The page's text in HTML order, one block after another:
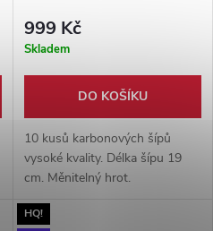
999 Kč
Skladem
DO KOŠÍKU
10 kusů karbonových šípů
vysoké kvality. Délka šípu 19
cm. Měnitelný hrot.
HQ!